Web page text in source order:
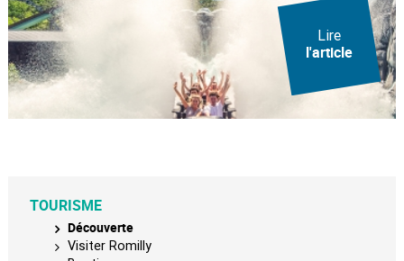
Lire
l'article
TOURISME
Découverte
Visiter Romilly